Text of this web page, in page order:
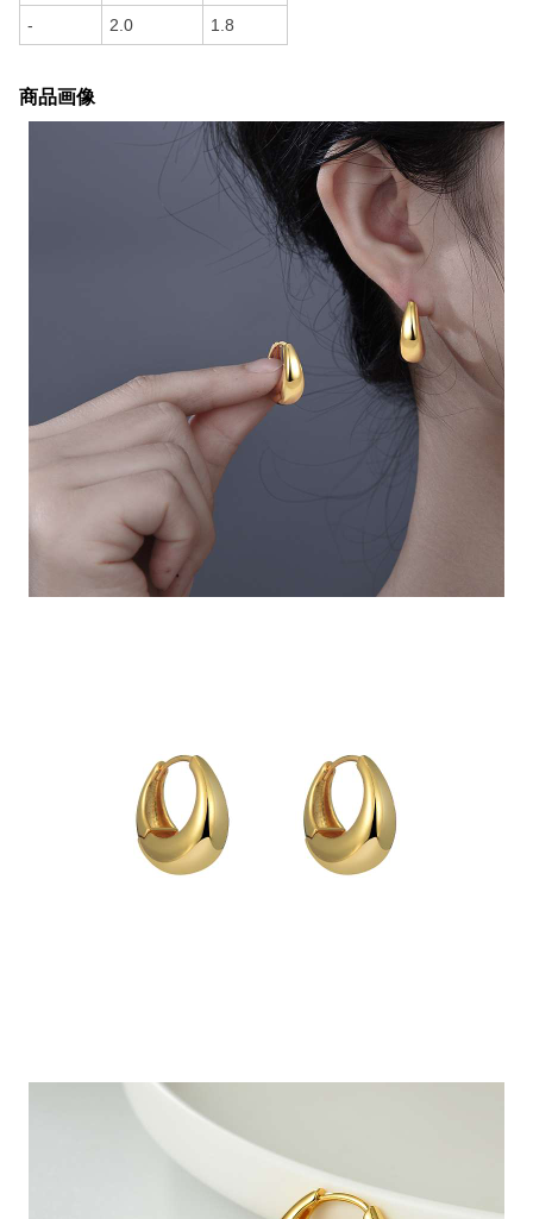
- 2.0 1.8
商品画像